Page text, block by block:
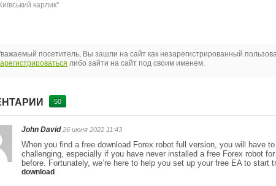
карлик"
посетитель, Вы зашли на сайт как незарегистрированный
либо зайти на сайт под своим именем.
50
John David26 июня 2022 11:43
When you find a free download Forex robot full version, you will have
challenging, especially if you have never installed a free Forex robot
before. Fortunately, we’re here to help you set up your free EA to start
download